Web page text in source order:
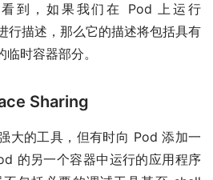
到，如果我们在 Pod 上运行
描述，那么它的描述将包括具有
时容器部分。
Sharing
大的工具，但有时向 Pod 添加一
的另一个容器中运行的应用程序